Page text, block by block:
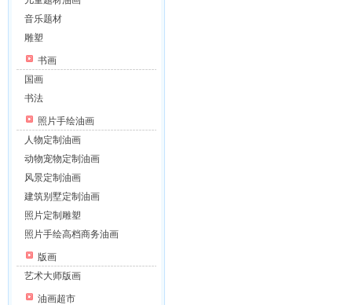
音乐题材
雕塑
书画
国画
书法
照片手绘油画
人物定制油画
动物宠物定制油画
风景定制油画
建筑别墅定制油画
照片定制雕塑
照片手绘高档商务油画
版画
艺术大师版画
油画超市